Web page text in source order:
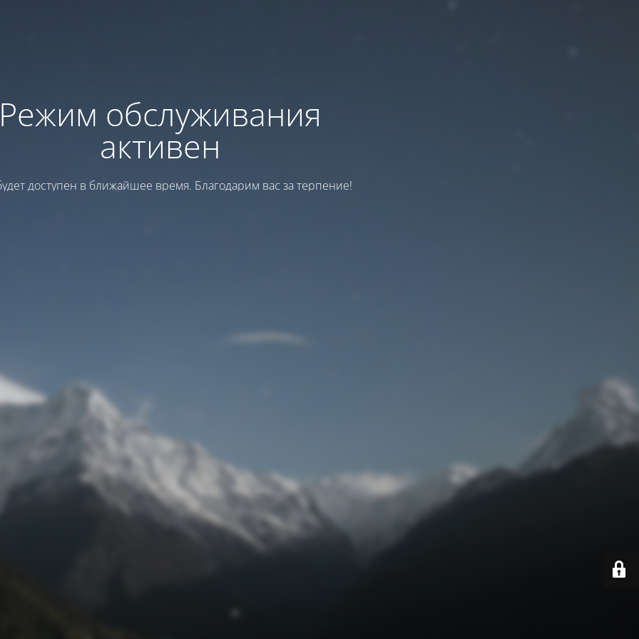
обслуживания
активен
доступен в ближайшее время. Благодарим вас за терпение!